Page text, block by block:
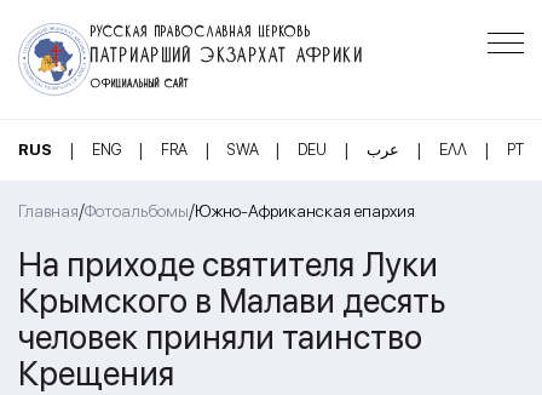
РУССКАЯ ПРАВОСЛАВНАЯ ЦЕРКОВЬ
ПАТРИАРШИЙ ЭКЗАРХАТ АФРИКИ
ОФИЦИАЛЬНЫЙ САЙТ
RUS | ENG | FRA | SWA | DEU | عرب | ΕΛΛ | PT
Главная/Фотоальбомы/Южно-Африканская епархия
На приходе святителя Луки
Крымского в Малави десять
человек приняли таинство
Крещения